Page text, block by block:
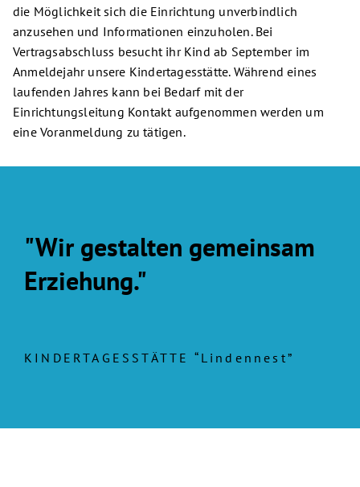
die Möglichkeit sich die Einrichtung unverbindlich
anzusehen und Informationen einzuholen. Bei
Vertragsabschluss besucht ihr Kind ab September im
Anmeldejahr unsere Kindertagesstätte. Während eines
laufenden Jahres kann bei Bedarf mit der
Einrichtungsleitung Kontakt aufgenommen werden um
eine Voranmeldung zu tätigen.
"Wir gestalten gemeinsam
Erziehung."
KINDERTAGESSTÄTTE “Lindennest”